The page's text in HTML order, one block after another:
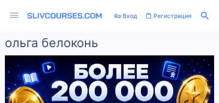
Вход Регистрация
ольга белоконь